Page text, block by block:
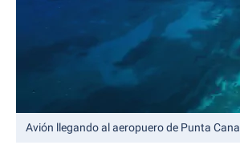
Avión llegando al aeropuero de Punta Cana